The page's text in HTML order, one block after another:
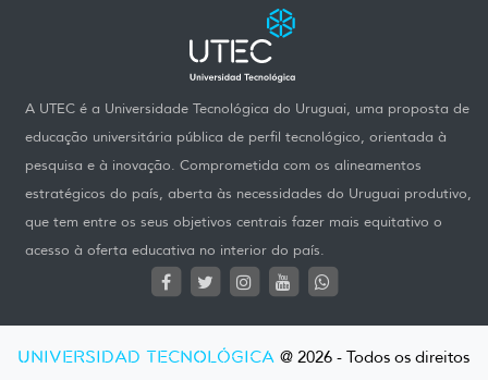
A UTEC é a Universidade Tecnológica do Uruguai, uma proposta de
educação universitária pública de perfil tecnológico, orientada à
pesquisa e à inovação. Comprometida com os alineamentos
estratégicos do país, aberta às necessidades do Uruguai produtivo,
que tem entre os seus objetivos centrais fazer mais equitativo o
acesso à oferta educativa no interior do país.
UNIVERSIDAD TECNOLÓGICA @ 2026 - Todos os direitos